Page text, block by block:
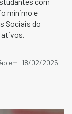
mínimo e
Sociais do
ativos.
em: 18/02/2025